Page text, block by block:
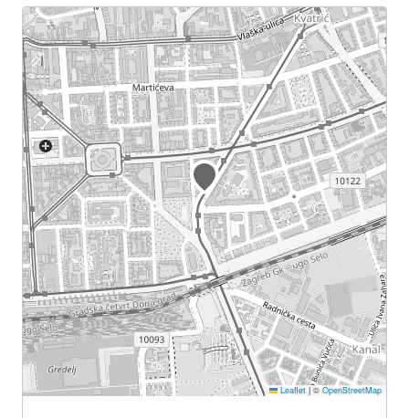
Leaflet |© OpenStreetMap